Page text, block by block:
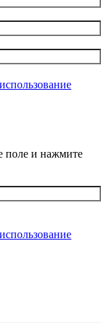
использование
поле и нажмите
использование